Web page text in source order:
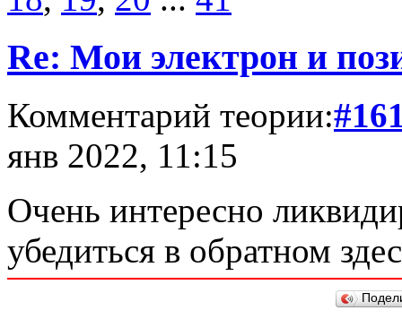
Re: Мои электрон и
Комментарий теории:
янв 2022, 11:15
Очень интересно
убедиться в обратном